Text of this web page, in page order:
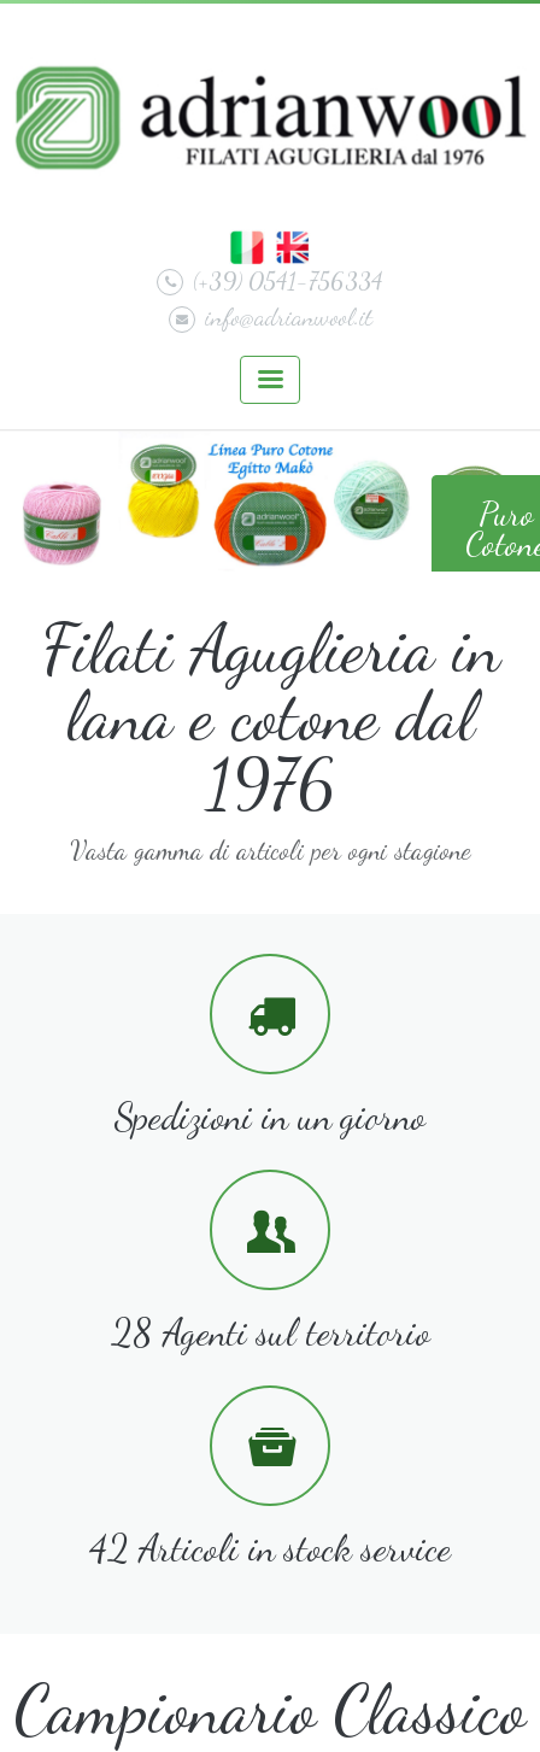
(+39) 0541-756334
info@adrianwool.it
Puro
Filati Aguglieria in
lana e cotone dal
1976
Vasta gamma di articoli per ogni stagione
Spedizioni in un giorno
28 Agenti sul territorio
42 Articoli in stock service
Campionario Classico